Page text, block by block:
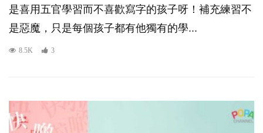
是喜用五官學習而不喜歡寫字的孩子呀！補充練習不
是惡魔，只是每個孩子都有他獨有的學...
8.5K 3